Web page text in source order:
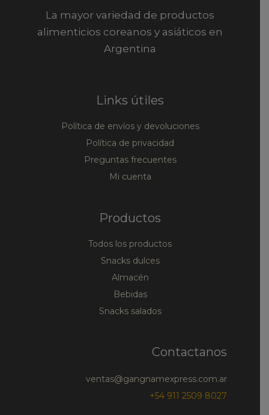
La mayor variedad de productos
alimenticios coreanos y asiáticos en
Argentina
Links útiles
Política de envíos y devoluciones
Política de privacidad
Preguntas frecuentes
Mi cuenta
Productos
Todos los productos
Snacks dulces
Almacén
Bebidas
Snacks salados
Contactanos
ventas@gangnamexpress.com.ar
+54 911 2509 8027